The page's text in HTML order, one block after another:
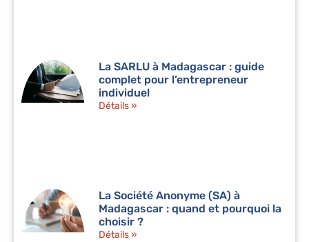
La SARLU à Madagascar : guide
complet pour l’entrepreneur
individuel
Détails »
La Société Anonyme (SA) à
Madagascar : quand et pourquoi la
choisir ?
Détails »